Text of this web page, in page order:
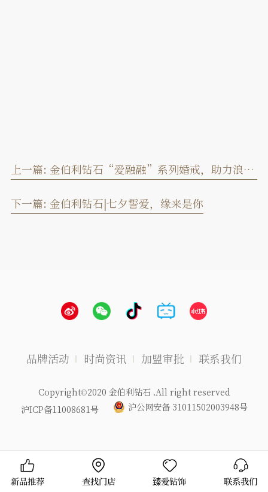
上一篇: 金伯利钻石“爱融融”系列婚戒，助力浪漫婚礼季
下一篇: 金伯利钻石|七夕誓爱，缘来是你
品牌活动 时尚资讯 加盟审批 联系我们
Copyright©2020 金伯利钻石 .All right reserved
沪ICP备11008681号
沪公网安备 31011502003948号
新品推荐 查找门店 臻爱钻饰 联系我们